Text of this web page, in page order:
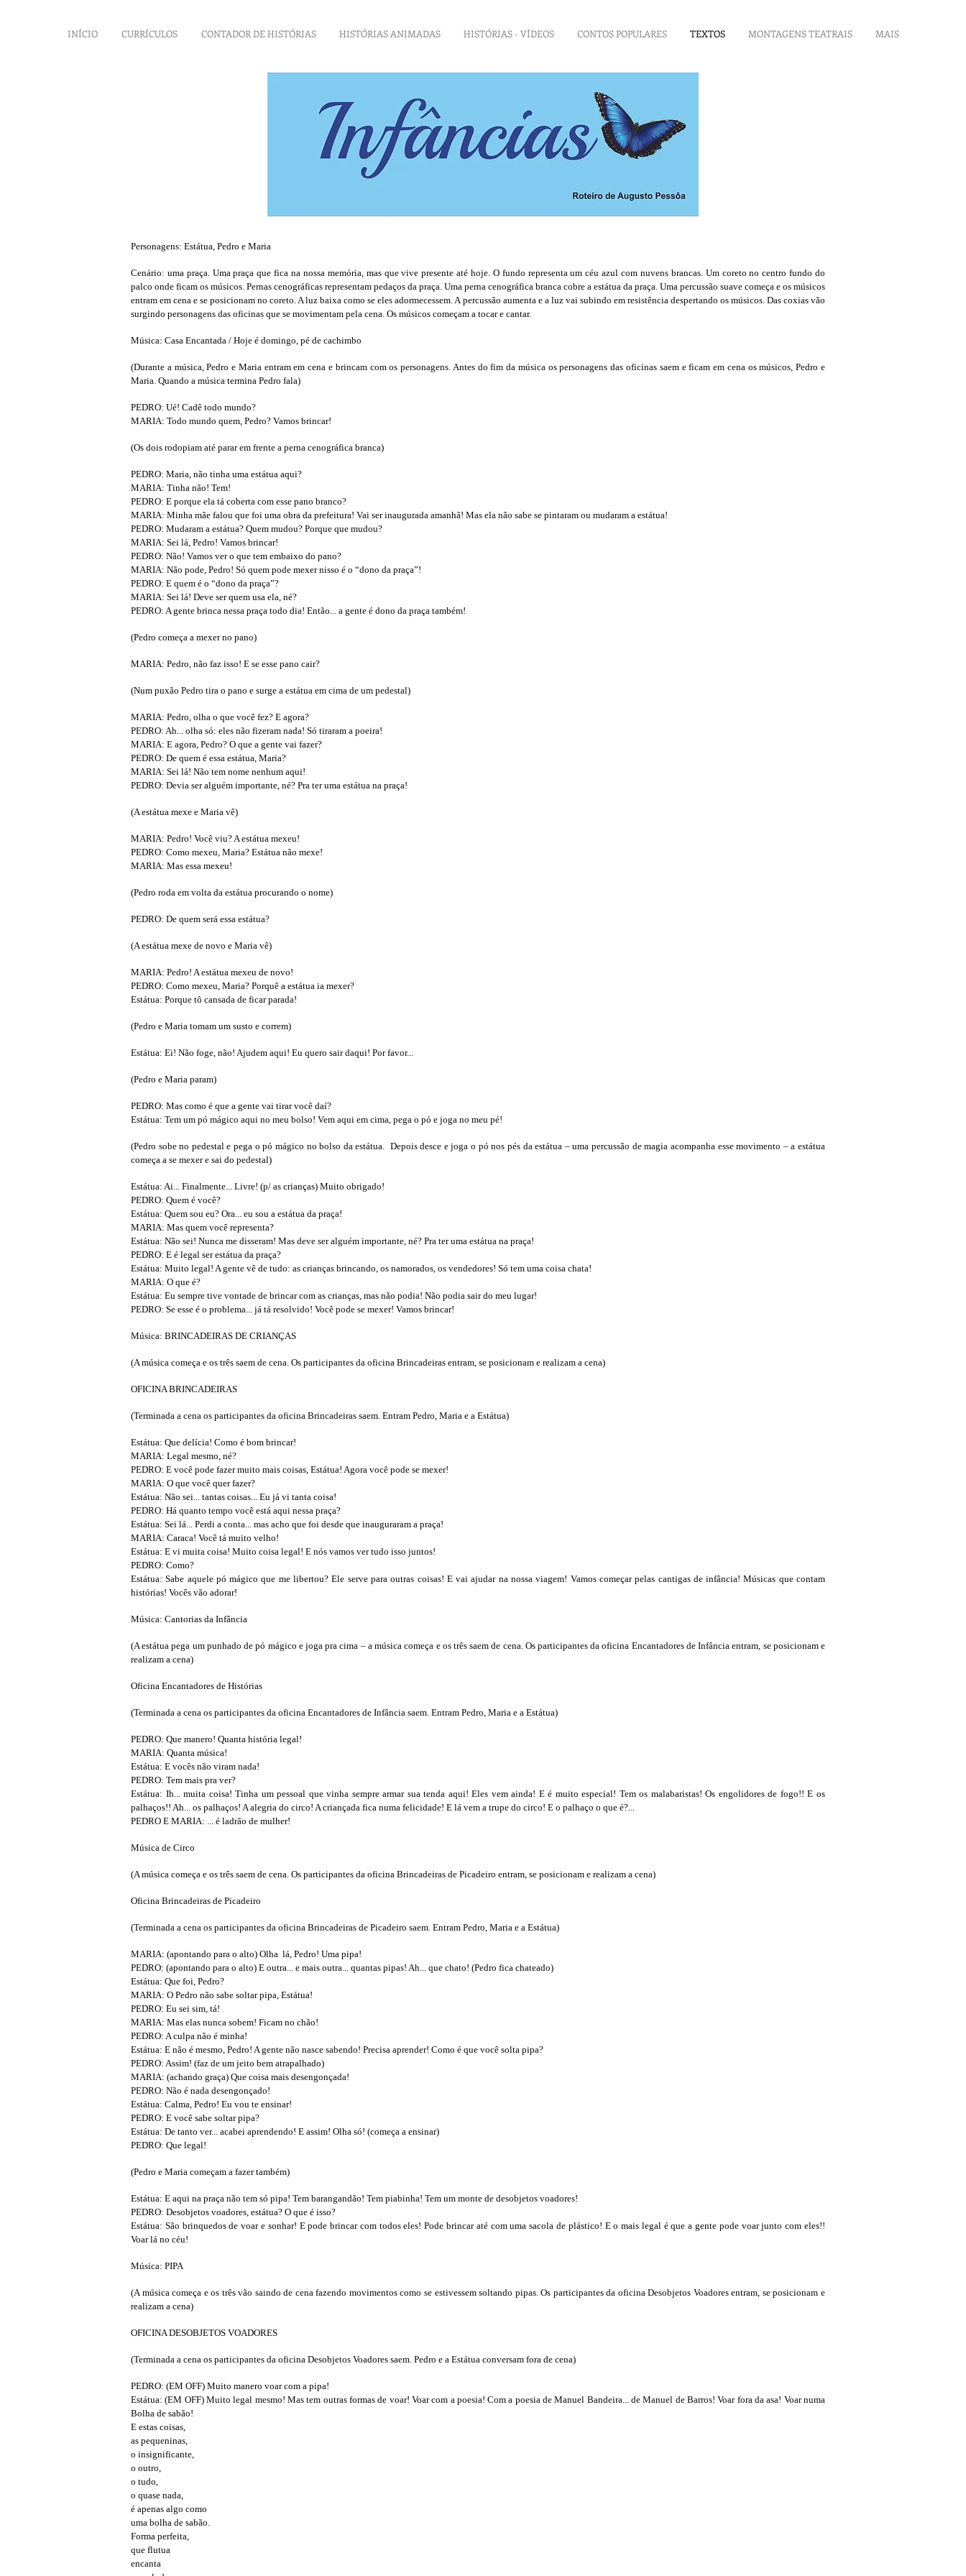
INÍCIO CURRÍCULOS CONTADOR DE HISTÓRIAS HISTÓRIAS ANIMADAS HISTÓRIAS - VÍDEOS CONTOS POPULARES TEXTOS MONTAGENS TEATRAIS MAIS
Personagens: Estátua, Pedro e Maria
Cenário: uma praça. Uma praça que fica na nossa memória, mas que vive presente até hoje. O fundo representa um céu azul com nuvens brancas. Um coreto no centro fundo do
palco onde ficam os músicos. Pernas cenográficas representam pedaços da praça. Uma perna cenográfica branca cobre a estátua da praça. Uma percussão suave começa e os músicos
entram em cena e se posicionam no coreto. A luz baixa como se eles adormecessem. A percussão aumenta e a luz vai subindo em resistência despertando os músicos. Das coxias vão
surgindo personagens das oficinas que se movimentam pela cena. Os músicos começam a tocar e cantar.
Música: Casa Encantada / Hoje é domingo, pé de cachimbo
(Durante a música, Pedro e Maria entram em cena e brincam com os personagens. Antes do fim da música os personagens das oficinas saem e ficam em cena os músicos, Pedro e
Maria. Quando a música termina Pedro fala)
PEDRO: Ué! Cadê todo mundo?
MARIA: Todo mundo quem, Pedro? Vamos brincar!
(Os dois rodopiam até parar em frente a perna cenográfica branca)
PEDRO: Maria, não tinha uma estátua aqui?
MARIA: Tinha não! Tem!
PEDRO: E porque ela tá coberta com esse pano branco?
MARIA: Minha mãe falou que foi uma obra da prefeitura! Vai ser inaugurada amanhã! Mas ela não sabe se pintaram ou mudaram a estátua!
PEDRO: Mudaram a estátua? Quem mudou? Porque que mudou?
MARIA: Sei lá, Pedro! Vamos brincar!
PEDRO: Não! Vamos ver o que tem embaixo do pano?
MARIA: Não pode, Pedro! Só quem pode mexer nisso é o “dono da praça”!
PEDRO: E quem é o “dono da praça”?
MARIA: Sei lá! Deve ser quem usa ela, né?
PEDRO: A gente brinca nessa praça todo dia! Então... a gente é dono da praça também!
(Pedro começa a mexer no pano)
MARIA: Pedro, não faz isso! E se esse pano cair?
(Num puxão Pedro tira o pano e surge a estátua em cima de um pedestal)
MARIA: Pedro, olha o que você fez? E agora?
PEDRO: Ah... olha só: eles não fizeram nada! Só tiraram a poeira!
MARIA: E agora, Pedro? O que a gente vai fazer?
PEDRO: De quem é essa estátua, Maria?
MARIA: Sei lá! Não tem nome nenhum aqui!
PEDRO: Devia ser alguém importante, né? Pra ter uma estátua na praça!
(A estátua mexe e Maria vê)
MARIA: Pedro! Você viu? A estátua mexeu!
PEDRO: Como mexeu, Maria? Estátua não mexe!
MARIA: Mas essa mexeu!
(Pedro roda em volta da estátua procurando o nome)
PEDRO: De quem será essa estátua?
(A estátua mexe de novo e Maria vê)
MARIA: Pedro! A estátua mexeu de novo!
PEDRO: Como mexeu, Maria? Porquê a estátua ia mexer?
Estátua: Porque tô cansada de ficar parada!
(Pedro e Maria tomam um susto e correm)
Estátua: Ei! Não foge, não! Ajudem aqui! Eu quero sair daqui! Por favor...
(Pedro e Maria param)
PEDRO: Mas como é que a gente vai tirar você daí?
Estátua: Tem um pó mágico aqui no meu bolso! Vem aqui em cima, pega o pó e joga no meu pé!
(Pedro sobe no pedestal e pega o pó mágico no bolso da estátua. Depois desce e joga o pó nos pés da estátua – uma percussão de magia acompanha esse movimento – a estátua
começa a se mexer e sai do pedestal)
Estátua: Ai... Finalmente... Livre! (p/ as crianças) Muito obrigado!
PEDRO: Quem é você?
Estátua: Quem sou eu? Ora... eu sou a estátua da praça!
MARIA: Mas quem você representa?
Estátua: Não sei! Nunca me disseram! Mas deve ser alguém importante, né? Pra ter uma estátua na praça!
PEDRO: E é legal ser estátua da praça?
Estátua: Muito legal! A gente vê de tudo: as crianças brincando, os namorados, os vendedores! Só tem uma coisa chata!
MARIA: O que é?
Estátua: Eu sempre tive vontade de brincar com as crianças, mas não podia! Não podia sair do meu lugar!
PEDRO: Se esse é o problema... já tá resolvido! Você pode se mexer! Vamos brincar!
Música: BRINCADEIRAS DE CRIANÇAS
(A música começa e os três saem de cena. Os participantes da oficina Brincadeiras entram, se posicionam e realizam a cena)
OFICINA BRINCADEIRAS
(Terminada a cena os participantes da oficina Brincadeiras saem. Entram Pedro, Maria e a Estátua)
Estátua: Que delícia! Como é bom brincar!
MARIA: Legal mesmo, né?
PEDRO: E você pode fazer muito mais coisas, Estátua! Agora você pode se mexer!
MARIA: O que você quer fazer?
Estátua: Não sei... tantas coisas... Eu já vi tanta coisa!
PEDRO: Há quanto tempo você está aqui nessa praça?
Estátua: Sei lá... Perdi a conta... mas acho que foi desde que inauguraram a praça!
MARIA: Caraca! Você tá muito velho!
Estátua: E vi muita coisa! Muito coisa legal! E nós vamos ver tudo isso juntos!
PEDRO: Como?
Estátua: Sabe aquele pó mágico que me libertou? Ele serve para outras coisas! E vai ajudar na nossa viagem! Vamos começar pelas cantigas de infância! Músicas que contam
histórias! Vocês vão adorar!
Música: Cantorias da Infância
(A estátua pega um punhado de pó mágico e joga pra cima – a música começa e os três saem de cena. Os participantes da oficina Encantadores de Infância entram, se posicionam e
realizam a cena)
Oficina Encantadores de Histórias
(Terminada a cena os participantes da oficina Encantadores de Infância saem. Entram Pedro, Maria e a Estátua)
PEDRO: Que manero! Quanta história legal!
MARIA: Quanta música!
Estátua: E vocês não viram nada!
PEDRO: Tem mais pra ver?
Estátua: Ih... muita coisa! Tinha um pessoal que vinha sempre armar sua tenda aqui! Eles vem ainda! E é muito especial! Tem os malabaristas! Os engolidores de fogo!! E os
palhaços!! Ah... os palhaços! A alegria do circo! A criançada fica numa felicidade! E lá vem a trupe do circo! E o palhaço o que é?...
PEDRO E MARIA: ... é ladrão de mulher!
Música de Circo
(A música começa e os três saem de cena. Os participantes da oficina Brincadeiras de Picadeiro entram, se posicionam e realizam a cena)
Oficina Brincadeiras de Picadeiro
(Terminada a cena os participantes da oficina Brincadeiras de Picadeiro saem. Entram Pedro, Maria e a Estátua)
MARIA: (apontando para o alto) Olha lá, Pedro! Uma pipa!
PEDRO: (apontando para o alto) E outra... e mais outra... quantas pipas! Ah... que chato! (Pedro fica chateado)
Estátua: Que foi, Pedro?
MARIA: O Pedro não sabe soltar pipa, Estátua!
PEDRO: Eu sei sim, tá!
MARIA: Mas elas nunca sobem! Ficam no chão!
PEDRO: A culpa não é minha!
Estátua: E não é mesmo, Pedro! A gente não nasce sabendo! Precisa aprender! Como é que você solta pipa?
PEDRO: Assim! (faz de um jeito bem atrapalhado)
MARIA: (achando graça) Que coisa mais desengonçada!
PEDRO: Não é nada desengonçado!
Estátua: Calma, Pedro! Eu vou te ensinar!
PEDRO: E você sabe soltar pipa?
Estátua: De tanto ver... acabei aprendendo! E assim! Olha só! (começa a ensinar)
PEDRO: Que legal!
(Pedro e Maria começam a fazer também)
Estátua: E aqui na praça não tem só pipa! Tem barangandão! Tem piabinha! Tem um monte de desobjetos voadores!
PEDRO: Desobjetos voadores, estátua? O que é isso?
Estátua: São brinquedos de voar e sonhar! E pode brincar com todos eles! Pode brincar até com uma sacola de plástico! E o mais legal é que a gente pode voar junto com eles!!
Voar lá no céu!
Música: PIPA
(A música começa e os três vão saindo de cena fazendo movimentos como se estivessem soltando pipas. Os participantes da oficina Desobjetos Voadores entram, se posicionam e
realizam a cena)
OFICINA DESOBJETOS VOADORES
(Terminada a cena os participantes da oficina Desobjetos Voadores saem. Pedro e a Estátua conversam fora de cena)
PEDRO: (EM OFF) Muito manero voar com a pipa!
Estátua: (EM OFF) Muito legal mesmo! Mas tem outras formas de voar! Voar com a poesia! Com a poesia de Manuel Bandeira... de Manuel de Barros! Voar fora da asa! Voar numa
Bolha de sabão!
E estas coisas,
as pequeninas,
o insignificante,
o outro,
o tudo,
o quase nada,
é apenas algo como
uma bolha de sabão.
Forma perfeita,
que flutua
encanta